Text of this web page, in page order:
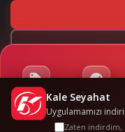
Kampanyalar Sponsorluklar
Kale Seyahat
Uygulamamızı
Zaten indirdim,